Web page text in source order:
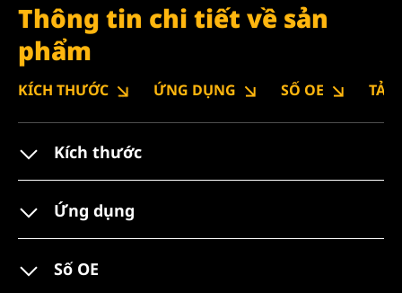
Thông tin chi tiết về sản
phẩm
KÍCH THƯỚC ỨNG DỤNG SỐ OE TẢI
Kích thước
Ứng dụng
Số OE